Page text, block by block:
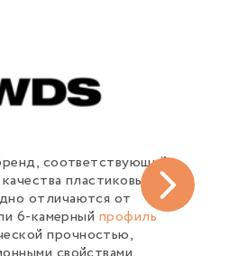
соответствующий
пластиковых окон,
отличаются от
6-камерный профиль
прочностью,